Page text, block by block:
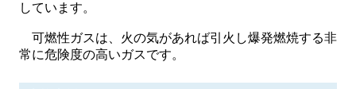
しています。
可燃性ガスは、火の気があれば引火し爆発燃焼する非
常に危険度の高いガスです。